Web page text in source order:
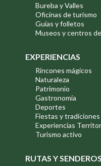
Bureba y Valles
Oficinas de turismo
Guías y folletos
Museos y centros
EXPERIENCIAS
Rincones mágicos
Naturaleza
Patrimonio
Gastronomía
Deportes
Fiestas y tradiciones
Experiencias
Turismo activo
RUTAS Y SENDEROS